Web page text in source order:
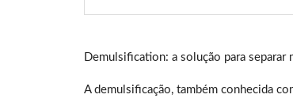
Demulsification: a solução para separar
A demulsificação, também conhecida